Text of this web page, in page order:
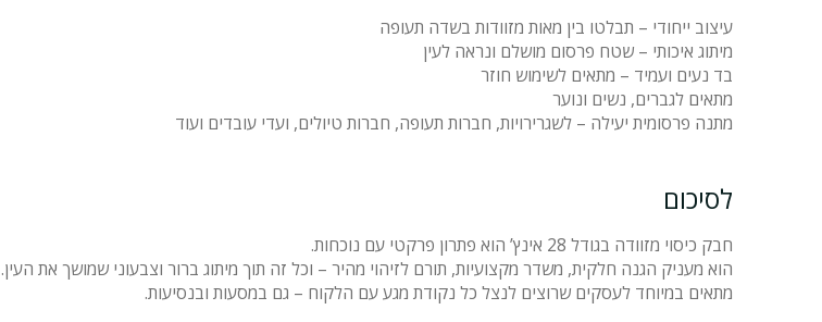
עיצוב ייחודי – תבלטו בין מאות מזוודות בשדה תעופה
מיתוג איכותי – שטח פרסום מושלם ונראה לעין
בד נעים ועמיד – מתאים לשימוש חוזר
מתאים לגברים, נשים ונוער
מתנה פרסומית יעילה – לשגרירויות, חברות תעופה, חברות טיולים, ועדי עובדים ועוד
לסיכום
חבק כיסוי מזוודה בגודל 28 אינץ’ הוא פתרון פרקטי עם נוכחות.
הוא מעניק הגנה חלקית, משדר מקצועיות, תורם לזיהוי מהיר – וכל זה תוך מיתוג ברור וצבעוני שמושך את העין.
מתאים במיוחד לעסקים שרוצים לנצל כל נקודת מגע עם הלקוח – גם במסעות ובנסיעות.